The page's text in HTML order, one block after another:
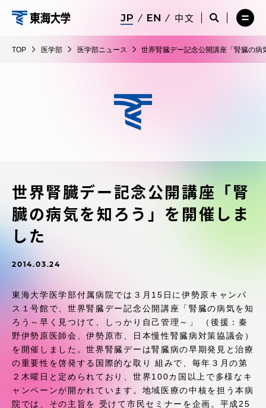
学
中文
サ
検
索
サ
イ
索
を
メ
ー
を
TOP 医学部 医学部ニュース 世界腎臓デー記念公開講座「腎臓の
世界腎臓デー記念公開講座「腎
臓の病気を知ろう」を開催しま
した
2014.03.24
東海大学医学部付属病院では３月15日に伊勢原キャンパ
ス１号館で、世界腎臓デー記念公開講座「腎臓の病気を知
ろう～早く見つけて、しっかり自己管理～」 （後援：秦
野伊勢原医師会、伊勢原市、日本慢性腎臓病対策協議会）
を開催しました。世界腎臓デーは腎臓病の早期発見と治療
の重要性を啓発する国際的な取り 組みで、毎年３月の第
２木曜日と定められており、世界100カ国以上で多様なキ
ャンペーンが開かれています。地域医療の中核を担う本病
院では、その主旨を 受けて市民セミナーを企画。平成25
メ
ニ
を
閉
在学生・保護者向けポータル（TIPS）
大学の概要
教育・研究
受験・入学案内
学生生活
グローバルネットワーク
学外連携